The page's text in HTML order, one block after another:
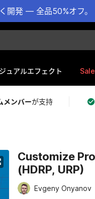
開発 — 全品50%オフ。
ュアルエフェクト Sale
メンバーが支持
Customize
(HDRP, URP)
Evgeny Onyanov